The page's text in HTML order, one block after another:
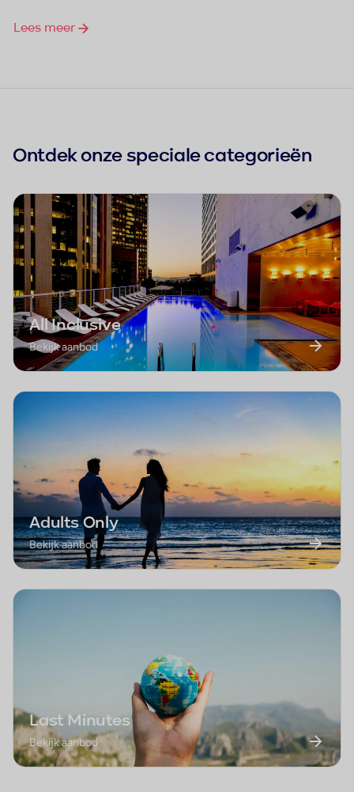
Lees meer
Ontdek onze speciale categorieën
All Inclusive
Bekijk aanbod
Adults Only
Bekijk aanbod
Last Minutes
Bekijk aanbod